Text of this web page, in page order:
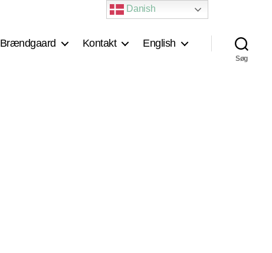
Brændgaard Kontakt English
Søg
Danish